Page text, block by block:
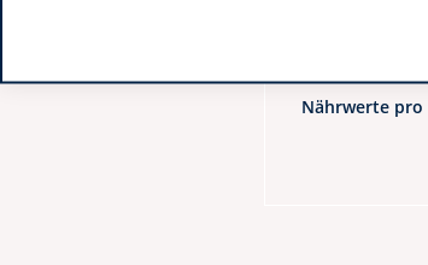
Nährwerte pro